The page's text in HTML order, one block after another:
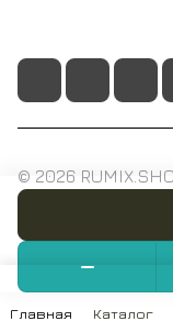
Главная Каталог
© 2026